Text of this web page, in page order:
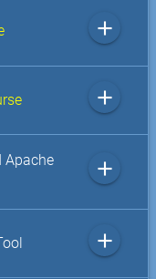
add
add
Apache
add
add